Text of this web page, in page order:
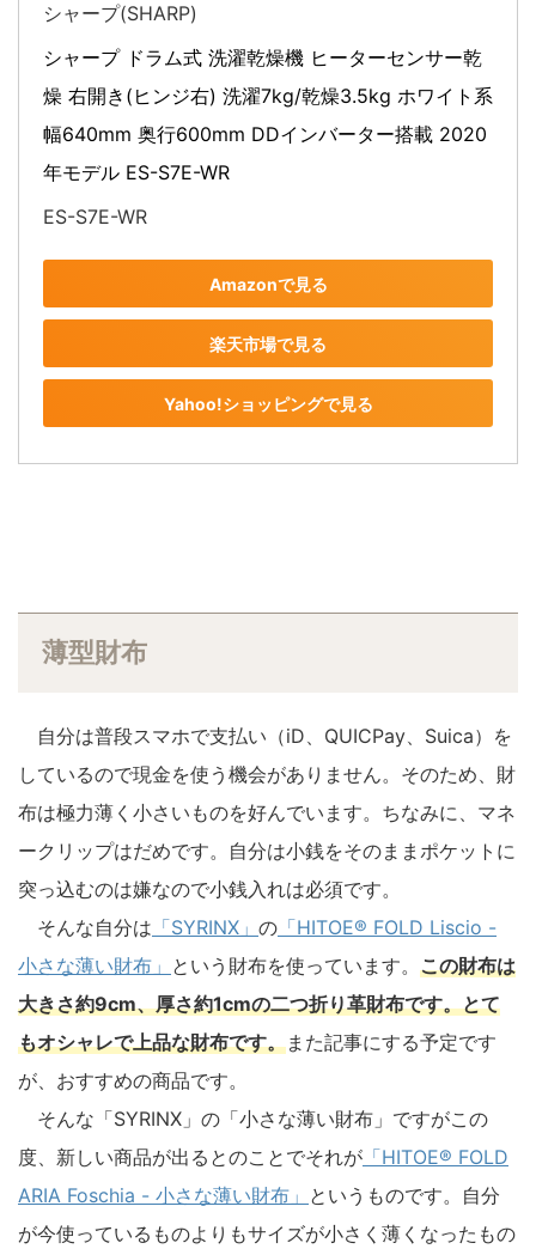
シャープ(SHARP)
シャープ ドラム式 洗濯乾燥機 ヒーターセンサー乾
燥 右開き(ヒンジ右) 洗濯7kg/乾燥3.5kg ホワイト系
幅640mm 奥行600mm DDインバーター搭載 2020
年モデル ES-S7E-WR
ES-S7E-WR
Amazonで見る
楽天市場で見る
Yahoo!ショッピングで見る
薄型財布
自分は普段スマホで支払い（iD、QUICPay、Suica）を
しているので現金を使う機会がありません。そのため、財
布は極力薄く小さいものを好んでいます。ちなみに、マネ
ークリップはだめです。自分は小銭をそのままポケットに
突っ込むのは嫌なので小銭入れは必須です。
そんな自分は 「SYRINX」 の 「HITOE® FOLD Liscio -
小さな薄い財布」 という財布を使っています。 この財布は
大きさ約9cm、厚さ約1cmの二つ折り革財布です。とて
もオシャレで上品な財布です。また記事にする予定です
が、おすすめの商品です。
そんな「SYRINX」の「小さな薄い財布」ですがこの
度、新しい商品が出るとのことでそれが 「HITOE® FOLD
ARIA Foschia - 小さな薄い財布」 というものです。自分
が今使っているものよりもサイズが小さく薄くなったもの